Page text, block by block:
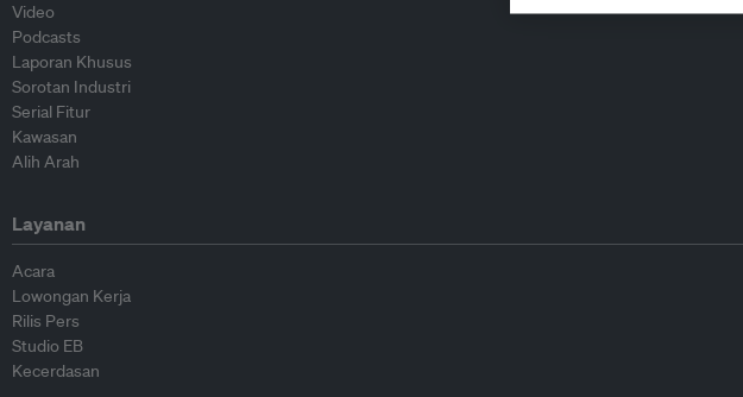
Video
Podcasts
Laporan Khusus
Sorotan Industri
Serial Fitur
Kawasan
Alih Arah
Layanan
Acara
Lowongan Kerja
Rilis Pers
Studio EB
Kecerdasan